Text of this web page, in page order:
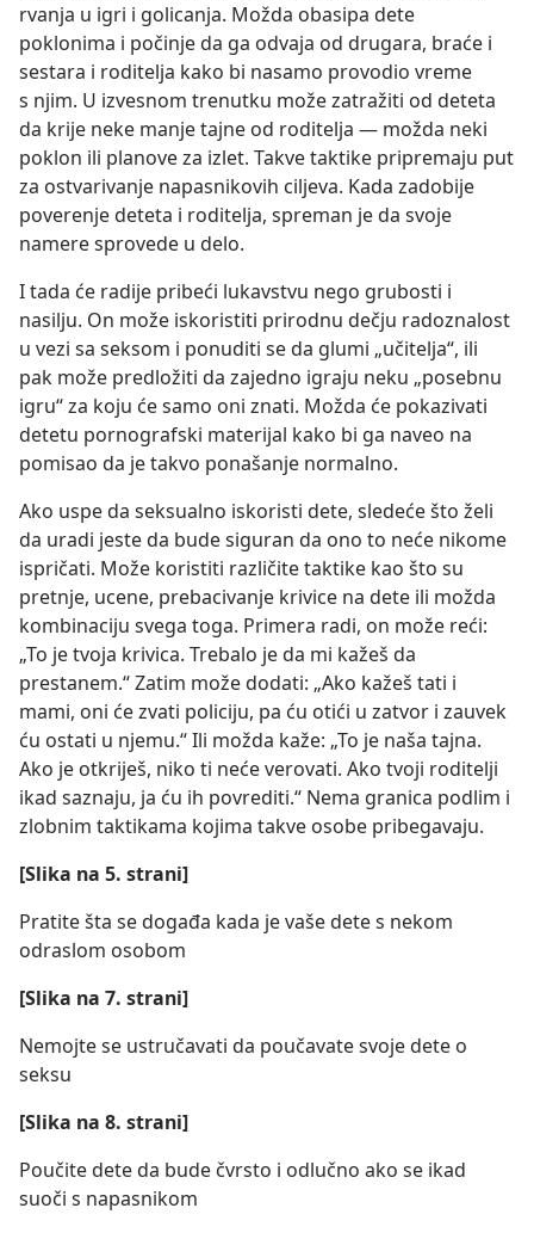
rvanja u igri i golicanja. Možda obasipa dete
poklonima i počinje da ga odvaja od drugara, braće i
sestara i roditelja kako bi nasamo provodio vreme
s njim. U izvesnom trenutku može zatražiti od deteta
da krije neke manje tajne od roditelja — možda neki
poklon ili planove za izlet. Takve taktike pripremaju put
za ostvarivanje napasnikovih ciljeva. Kada zadobije
poverenje deteta i roditelja, spreman je da svoje
namere sprovede u delo.
I tada će radije pribeći lukavstvu nego grubosti i
nasilju. On može iskoristiti prirodnu dečju radoznalost
u vezi sa seksom i ponuditi se da glumi „učitelja“, ili
pak može predložiti da zajedno igraju neku „posebnu
igru“ za koju će samo oni znati. Možda će pokazivati
detetu pornografski materijal kako bi ga naveo na
pomisao da je takvo ponašanje normalno.
Ako uspe da seksualno iskoristi dete, sledeće što želi
da uradi jeste da bude siguran da ono to neće nikome
ispričati. Može koristiti različite taktike kao što su
pretnje, ucene, prebacivanje krivice na dete ili možda
kombinaciju svega toga. Primera radi, on može reći:
„To je tvoja krivica. Trebalo je da mi kažeš da
prestanem.“ Zatim može dodati: „Ako kažeš tati i
mami, oni će zvati policiju, pa ću otići u zatvor i zauvek
ću ostati u njemu.“ Ili možda kaže: „To je naša tajna.
Ako je otkriješ, niko ti neće verovati. Ako tvoji roditelji
ikad saznaju, ja ću ih povrediti.“ Nema granica podlim i
zlobnim taktikama kojima takve osobe pribegavaju.
[Slika na 5. strani]
Pratite šta se događa kada je vaše dete s nekom
odraslom osobom
[Slika na 7. strani]
Nemojte se ustručavati da poučavate svoje dete o
seksu
[Slika na 8. strani]
Poučite dete da bude čvrsto i odlučno ako se ikad
suoči s napasnikom